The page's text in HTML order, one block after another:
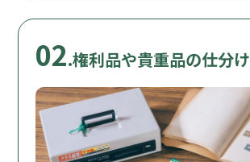
02.権利品や貴重品の仕分け